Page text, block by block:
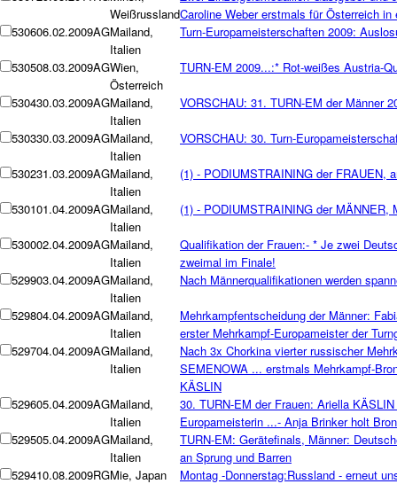
WeißrusslandCaroline Weber erstmals für Österreich in
530606.02.2009AGMailand,
Italien
Turn-Europameisterschaften 2009:
530508.03.2009AGWien,
Österreich
TURN-EM 2009...:* Rot-weißes Austria-
530430.03.2009AGMailand,
Italien
VORSCHAU: 31. TURN-EM der Männer
530330.03.2009AGMailand,
Italien
VORSCHAU: 30. Turn-
530231.03.2009AGMailand,
Italien
(1) - PODIUMSTRAINING der FRAUEN,
530101.04.2009AGMailand,
Italien
(1) - PODIUMSTRAINING der MÄNNER,
530002.04.2009AGMailand,
Italien
Qualifikation der Frauen:- * Je zwei
zweimal im Finale!
529903.04.2009AGMailand,
Italien
Nach Männerqualifikationen werden
529804.04.2009AGMailand,
Italien
Mehrkampfentscheidung der Männer:
erster Mehrkampf-Europameister der
529704.04.2009AGMailand,
Italien
Nach 3x Chorkina vierter russischer
SEMENOWA ... erstmals Mehrkampf-
KÄSLIN
529605.04.2009AGMailand,
Italien
30. TURN-EM der Frauen: Ariella
Europameisterin ...- Anja Brinker holt
529505.04.2009AGMailand,
Italien
TURN-EM: Gerätefinals, Männer:
an Sprung und Barren
529410.08.2009RGMie, Japan Montag -Donnerstag:Russland - erneut